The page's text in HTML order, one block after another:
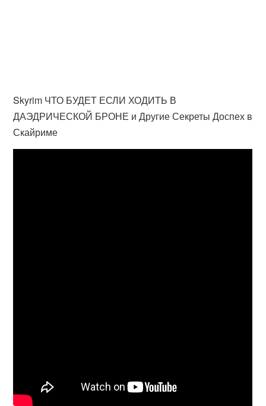
Skyrim ЧТО БУДЕТ ЕСЛИ ХОДИТЬ В
ДАЭДРИЧЕСКОЙ БРОНЕ и Другие Секреты Доспех в
Скайриме